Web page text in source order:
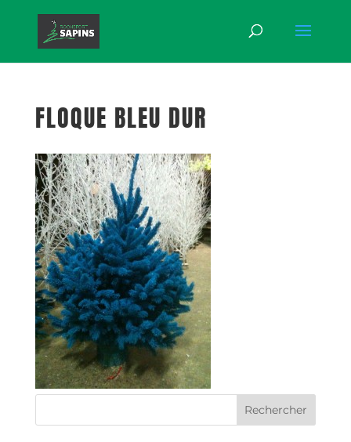
FLOQUE BLEU DUR